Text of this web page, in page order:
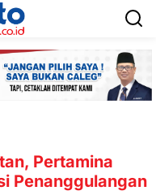
Pertamina
Penanggulangan